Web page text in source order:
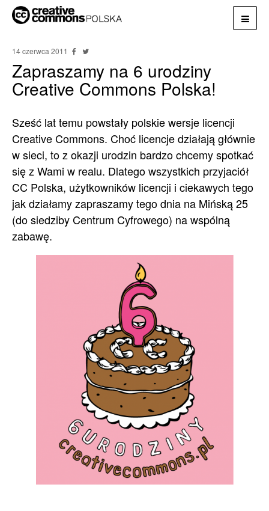
14 czerwca 2011
Zapraszamy na 6 urodziny
Creative Commons Polska!
Sześć lat temu powstały polskie wersje licencji
Creative Commons. Choć licencje działają głównie
w sieci, to z okazji urodzin bardzo chcemy spotkać
się z Wami w realu. Dlatego wszystkich przyjaciół
CC Polska, użytkowników licencji i ciekawych tego
jak działamy zapraszamy tego dnia na Mińską 25
(do siedziby Centrum Cyfrowego) na wspólną
zabawę.